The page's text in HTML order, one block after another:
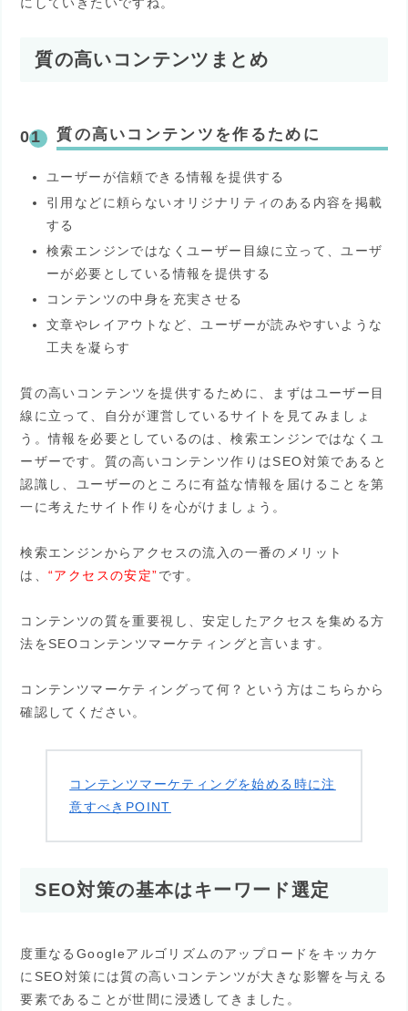
質の高いコンテンツまとめ
質の高いコンテンツを作るために
ユーザーが信頼できる情報を提供する
引用などに頼らないオリジナリティのある内容を掲載
する
検索エンジンではなくユーザー目線に立って、ユーザ
ーが必要としている情報を提供する
コンテンツの中身を充実させる
文章やレイアウトなど、ユーザーが読みやすいような
工夫を凝らす
質の高いコンテンツを提供するために、まずはユーザー目
線に立って、自分が運営しているサイトを見てみましょ
う。情報を必要としているのは、検索エンジンではなくユ
ーザーです。質の高いコンテンツ作りはSEO対策であると
認識し、ユーザーのところに有益な情報を届けることを第
一に考えたサイト作りを心がけましょう。
検索エンジンからアクセスの流入の一番のメリット
は、“アクセスの安定”です。
コンテンツの質を重要視し、安定したアクセスを集める方
法をSEOコンテンツマーケティングと言います。
コンテンツマーケティングって何？という方はこちらから
確認してください。
コンテンツマーケティングを始める時に注
意すべきPOINT
SEO対策の基本はキーワード選定
度重なるGoogleアルゴリズムのアップロードをキッカケ
にSEO対策には質の高いコンテンツが大きな影響を与える
要素であることが世間に浸透してきました。